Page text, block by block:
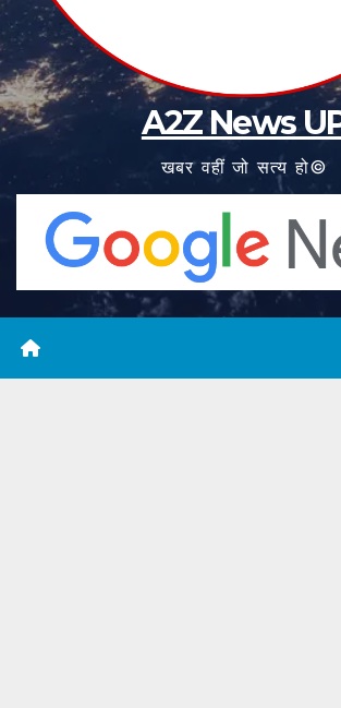
A2Z News
खबर वहीं जो सत्य हो©